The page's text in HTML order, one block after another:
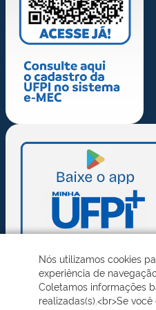
Nós utilizamos cookies
experiência de
Coletamos informações
realizadas(s).<br>Se